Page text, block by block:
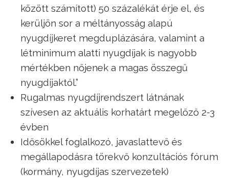
között számított) 50 százalékát érje el, és
kerüljön sor a méltányosság alapú
nyugdíjkeret megduplázására, valamint a
létminimum alatti nyugdíjak is nagyobb
mértékben nőjenek a magas összegű
nyugdíjaktól.”
Rugalmas nyugdíjrendszert látnának
szívesen az aktuális korhatárt megelőző 2-3
évben
Idősökkel foglalkozó, javaslattevő és
megállapodásra törekvő konzultációs fórum
(kormány, nyugdíjas szervezetek)